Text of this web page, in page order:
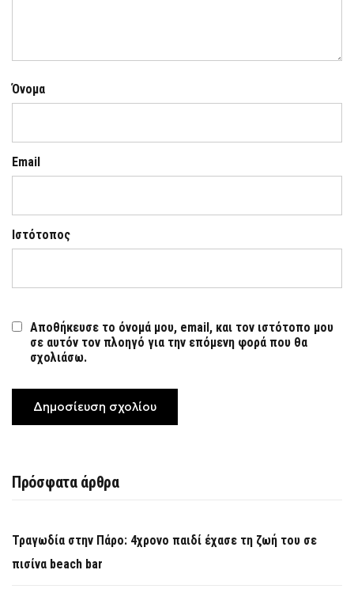
Όνομα
Email
Ιστότοπος
Αποθήκευσε το όνομά μου, email, και τον ιστότοπο μου
σε αυτόν τον πλοηγό για την επόμενη φορά που θα
σχολιάσω.
Πρόσφατα άρθρα
Τραγωδία στην Πάρο: 4χρονο παιδί έχασε τη ζωή του σε
πισίνα beach bar